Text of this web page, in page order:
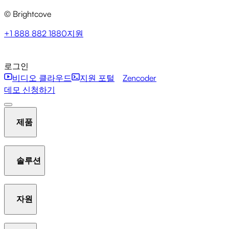
© Brightcove
+1 888 882 1880지원
로그인
비디오 클라우드
지원 포털
Zencoder
데모 신청하기
제품
트리밍
솔루션
Beacon Studio
자원